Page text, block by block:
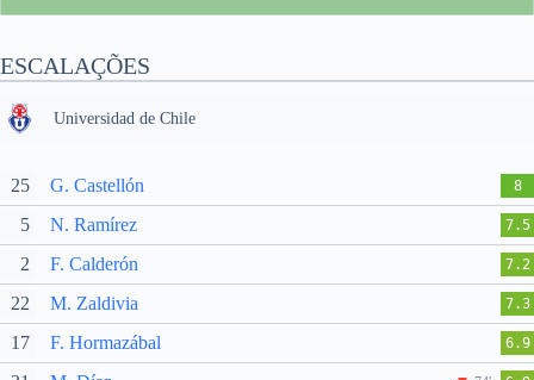
ESCALAÇÕES
Universidad de Chile
25 G. Castellón 8
5 N. Ramírez 7.5
2 F. Calderón 7.2
22 M. Zaldivia 7.3
17 F. Hormazábal 6.9